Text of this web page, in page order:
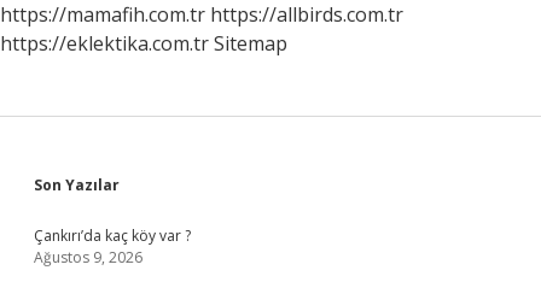
Işık
Derlermiş
https://mamafih.com.tr https://allbirds.com.tr
https://eklektika.com.trSitemap
Sidebar
Son Yazılar
Çankırı’da kaç köy var ?
Ağustos 9, 2026